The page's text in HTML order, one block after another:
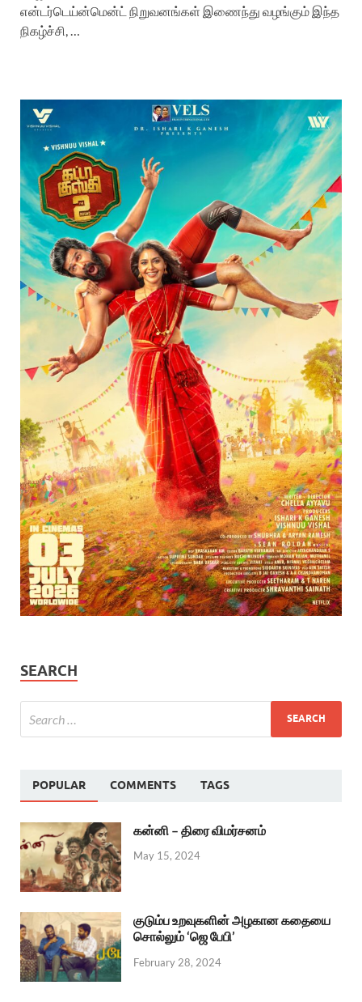
என்டர்டெய்ன்மென்ட் நிறுவனங்கள் இணைந்து வழங்கும் இந்த
நிகழ்ச்சி, …
SEARCH
POPULAR COMMENTS TAGS
கன்னி – திரை விமர்சனம்
May 15, 2024
குடும்ப உறவுகளின் அழகான கதையை
சொல்லும் ‘ஜெ பேபி’
February 28, 2024